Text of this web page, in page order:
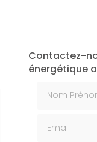
Contactez-
énergétique